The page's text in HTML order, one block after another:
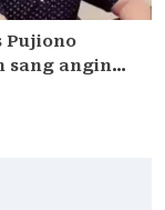
Pujiono
sang angin